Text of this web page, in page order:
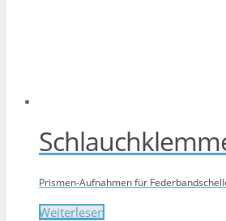
Prismen-Aufnahmen für
Weiterlesen